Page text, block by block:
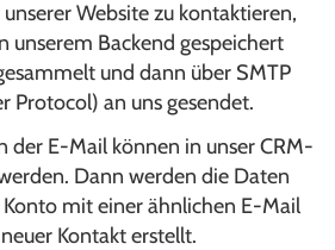
Website zu kontaktieren,
unserem Backend gespeichert
und dann über SMTP
Protocol) an uns gesendet.
E-Mail können in unser CRM-
Dann werden die Daten
mit einer ähnlichen E-Mail
Kontakt erstellt.